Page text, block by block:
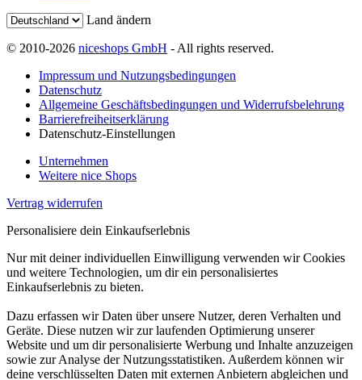
Land ändern
© 2010-2026 niceshops GmbH - All rights reserved.
Impressum und Nutzungsbedingungen
Datenschutz
Allgemeine Geschäftsbedingungen und Widerrufsbelehrung
Barrierefreiheitserklärung
Datenschutz-Einstellungen
Unternehmen
Weitere nice Shops
Vertrag widerrufen
Personalisiere dein Einkaufserlebnis
Nur mit deiner individuellen Einwilligung verwenden wir Cookies
und weitere Technologien, um dir ein personalisiertes
Einkaufserlebnis zu bieten.
Dazu erfassen wir Daten über unsere Nutzer, deren Verhalten und
Geräte. Diese nutzen wir zur laufenden Optimierung unserer
Website und um dir personalisierte Werbung und Inhalte anzuzeigen
sowie zur Analyse der Nutzungsstatistiken. Außerdem können wir
deine verschlüsselten Daten mit externen Anbietern abgleichen und